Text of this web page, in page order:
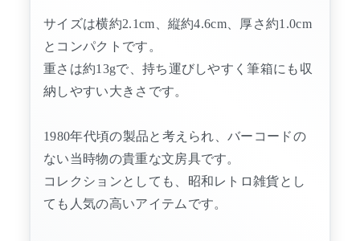
サイズは横約2.1cm、縦約4.6cm、厚さ約1.0cm
とコンパクトです。
重さは約13gで、持ち運びしやすく筆箱にも収
納しやすい大きさです。
1980年代頃の製品と考えられ、バーコードの
ない当時物の貴重な文房具です。
コレクションとしても、昭和レトロ雑貨とし
ても人気の高いアイテムです。